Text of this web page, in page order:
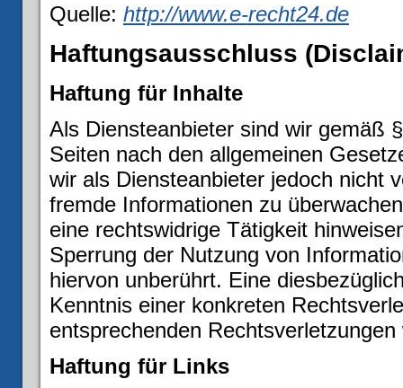
Quelle: http://www.e-recht24.de
Haftungsausschluss
Haftung für Inhalte
Als Diensteanbieter sind wir gemäß
Seiten nach den allgemeinen
wir als Diensteanbieter jedoch nicht
fremde Informationen zu
eine rechtswidrige Tätigkeit
Sperrung der Nutzung von
hiervon unberührt. Eine
Kenntnis einer konkreten
entsprechenden
Haftung für Links